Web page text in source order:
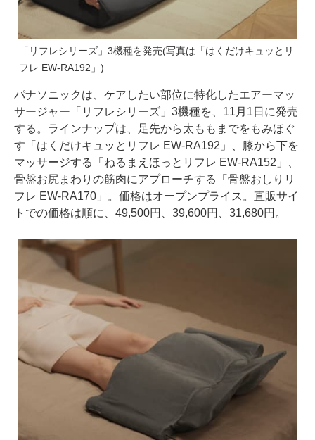
「リフレシリーズ」3機種を発売(写真は「はくだけキュッとリ
フレ EW-RA192」)
パナソニックは、ケアしたい部位に特化したエアーマッ
サージャー「リフレシリーズ」3機種を、11月1日に発売
する。ラインナップは、足先から太ももまでをもみほぐ
す「はくだけキュッとリフレ EW-RA192」、膝から下を
マッサージする「ねるまえほっとリフレ EW-RA152」、
骨盤お尻まわりの筋肉にアプローチする「骨盤おしりリ
フレ EW-RA170」。価格はオープンプライス。直販サイ
トでの価格は順に、49,500円、39,600円、31,680円。